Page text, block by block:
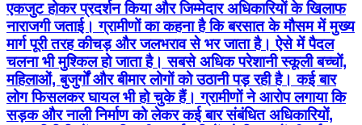
एकजुट होकर प्रदर्शन किया और जिम्मेदार अधिकारियों के खिलाफ
नाराजगी जताई। ग्रामीणों का कहना है कि बरसात के मौसम में मुख्य
मार्ग पूरी तरह कीचड़ और जलभराव से भर जाता है। ऐसे में पैदल
चलना भी मुश्किल हो जाता है। सबसे अधिक परेशानी स्कूली बच्चों,
महिलाओं, बुजुर्गों और बीमार लोगों को उठानी पड़ रही है। कई बार
लोग फिसलकर घायल भी हो चुके हैं। ग्रामीणों ने आरोप लगाया कि
सड़क और नाली निर्माण को लेकर कई बार संबंधित अधिकारियों,